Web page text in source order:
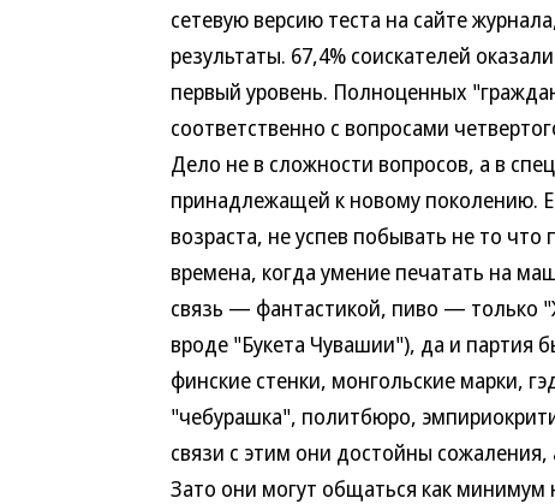
сетевую версию теста на сайте
результаты. 67,4% соискателей
первый уровень. Полноценных
соответственно с вопросами
Дело не в сложности вопросов, а в
принадлежащей к новому поколению.
возраста, не успев побывать не то
времена, когда умение печатать на
связь — фантастикой, пиво — только
вроде "Букета Чувашии"), да и партия
финские стенки, монгольские марки,
"чебурашка", политбюро,
связи с этим они достойны сожаления,
Зато они могут общаться как